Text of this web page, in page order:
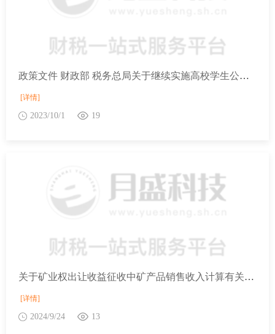
政策文件 财政部 税务总局关于继续实施高校学生公寓房产税、印花税政策的公告
[详情]
2023/10/1 19
关于矿业权出让收益征收中矿产品销售收入计算有关问题的通知
[详情]
2024/9/24 13